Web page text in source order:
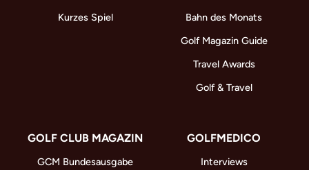
Kurzes Spiel
Bahn des Monats
Golf Magazin Guide
Travel Awards
Golf & Travel
GOLF CLUB MAGAZIN
GCM Bundesausgabe
GOLFMEDICO
Interviews